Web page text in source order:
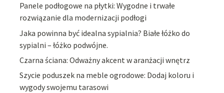
Panele podłogowe na płytki: Wygodne i trwałe
rozwiązanie dla modernizacji podłogi
Jaka powinna być idealna sypialnia? Białe łóżko do
sypialni – łóżko podwójne.
Czarna ściana: Odważny akcent w aranżacji wnętrz
Szycie poduszek na meble ogrodowe: Dodaj koloru i
wygody swojemu tarasowi